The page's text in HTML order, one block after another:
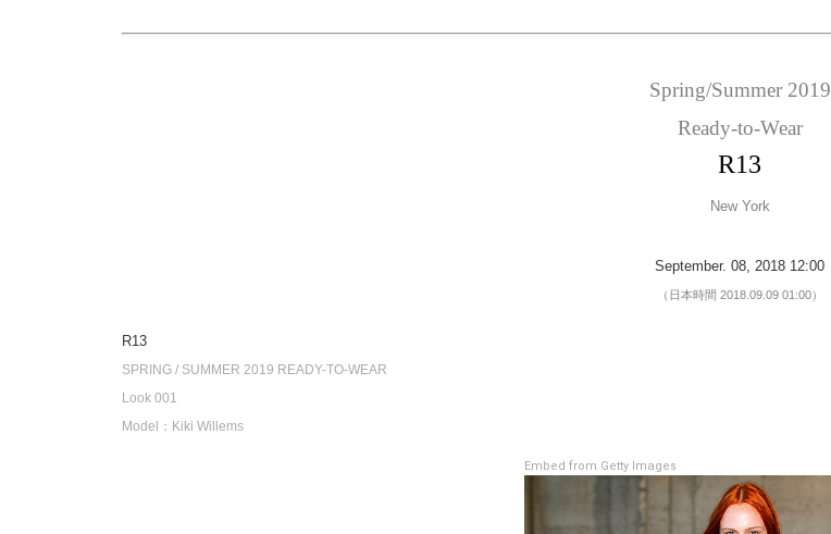
Spring/Summer 2019
Ready-to-Wear
R13
New York
September. 08, 2018 12:00
（日本時間 2018.09.09 01:00）
R13
SPRING / SUMMER 2019 READY-TO-WEAR
Look 001
Model：Kiki Willems
Embed from Getty Images